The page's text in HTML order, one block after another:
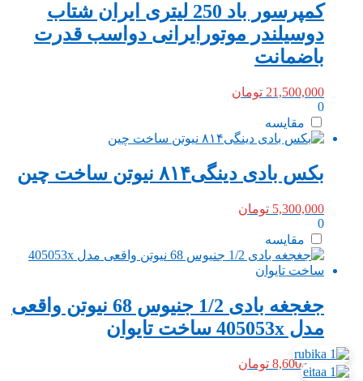
کمپرسور باد 250 لیتری ایران شتاب
دوسیلندر موتورایرانی دواسب قدرت
باضمانت
21,500,000 تومان
0
مقایسه
بکس بادی دینگی۸۱۴ نیوتن ساخت چین
5,300,000 تومان
0
مقایسه
جغجغه بادی 1/2 جنیوس 68 نیوتن واقعی
مدل 405053x ساخت تایوان
8,600,000 تومان
0